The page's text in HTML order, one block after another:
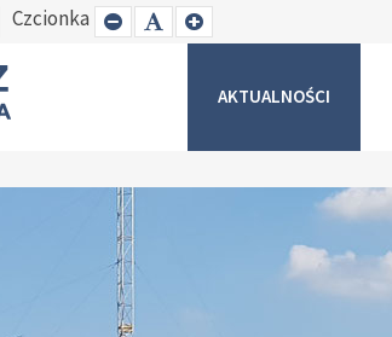
Czcionka SET
SMALLER
SET
DEFAULT
SET
LARGER
AKTUALNOŚCI